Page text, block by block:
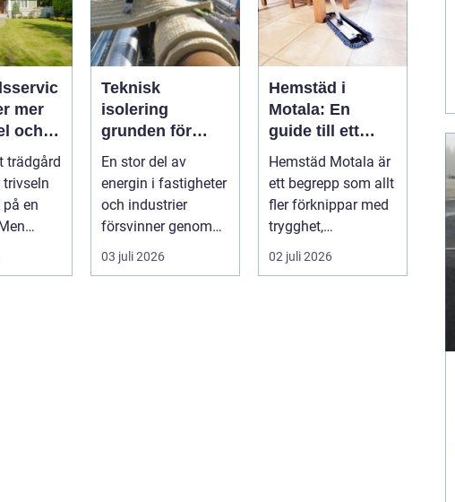
mer
och
trädgård
trivseln
en
att
Teknisk
isolering
grunden för
energieffektiva
och säkra
byggnader
En stor del av
energin i fastigheter
och industrier
försvinner genom
rör, kanaler och
tekniska insta...
03 juli 2026
Hemstäd i
Motala: En
guide till ett
enklare och
renare
vardagsliv
Hemstäd Motala är
ett begrepp som allt
fler förknippar med
trygghet,
tidsbesparing oc...
02 juli 2026